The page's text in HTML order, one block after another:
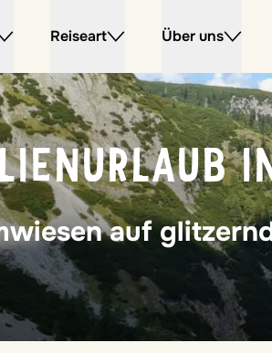
Reiseart Über uns
auf